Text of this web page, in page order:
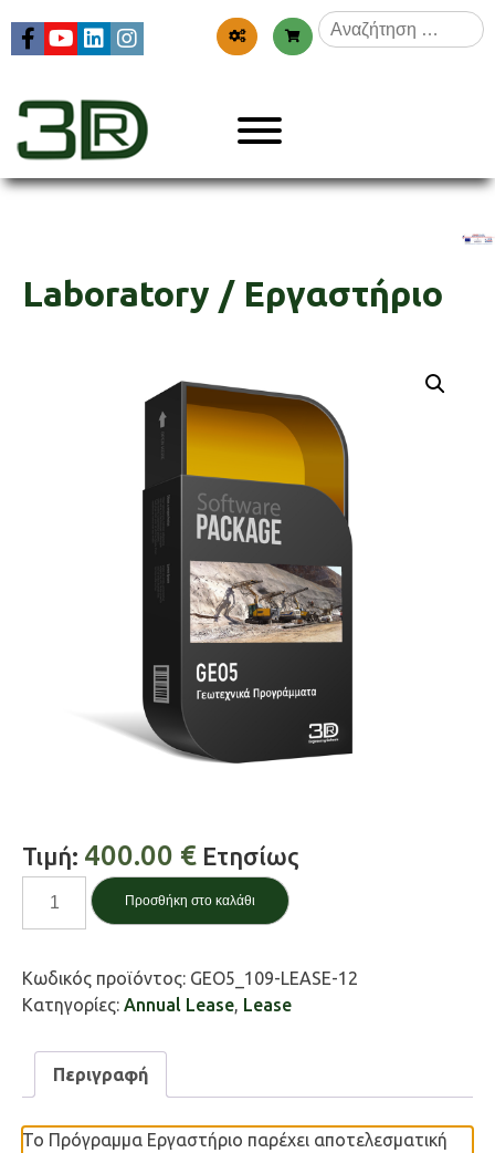
Αναζήτηση
για:
3dr
Laboratory / Εργαστήριο
Τιμή: 400.00 € Ετησίως
Laboratory
ποσότητα
Προσθήκη στο καλάθι
Κωδικός προϊόντος: GEO5_109-LEASE-12
Κατηγορίες: Annual Lease, Lease
Περιγραφή
Το Πρόγραμμα Εργαστήριο παρέχει αποτελεσματική